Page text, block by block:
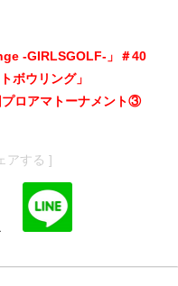
-GIRLSGOLF-」＃40
ボウリング」
プロアマトーナメント③
アする ]